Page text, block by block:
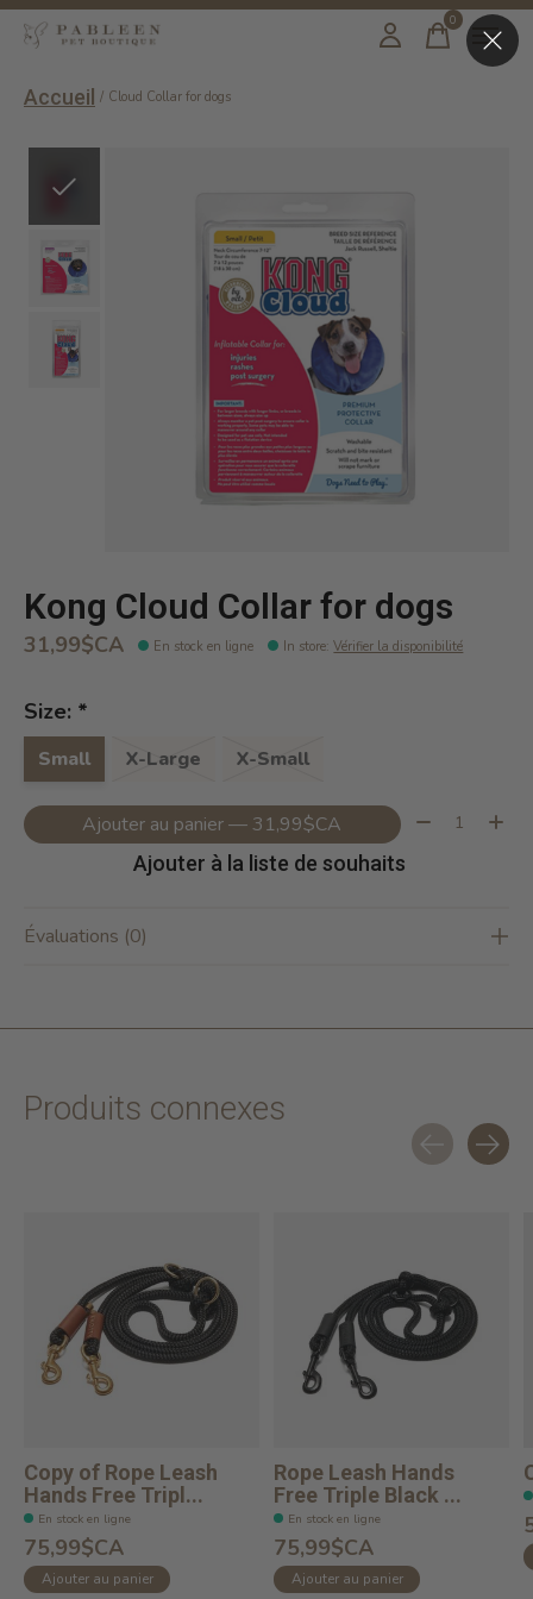
0items
Accueil / Cloud Collar for dogs
Kong Cloud Collar for dogs
31,99$CA En stock en ligne In store:Vérifier la disponibilité
Size: *
Small X-Large X-Small
Ajouter au panier — 31,99$CA Quantité:
Ajouter à la liste de souhaits
Évaluations (0)
Produits connexes
Copy of Rope Leash
Hands Free Tripl...
En stock en ligne
75,99$CA
Ajouter au panier
Rope Leash Hands
Free Triple Black ...
En stock en ligne
75,99$CA
Ajouter au panier